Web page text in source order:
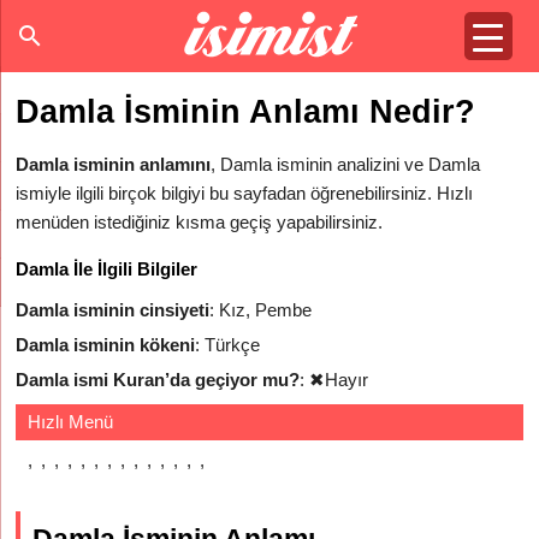
Damla İsminin Anlamı Nedir?
Damla isminin anlamını, Damla isminin analizini ve Damla
ismiyle ilgili birçok bilgiyi bu sayfadan öğrenebilirsiniz. Hızlı
menüden istediğiniz kısma geçiş yapabilirsiniz.
Damla İle İlgili Bilgiler
Damla isminin cinsiyeti: Kız, Pembe
Damla isminin kökeni: Türkçe
Damla ismi Kuran’da geçiyor mu?: ✖Hayır
Hızlı Menü